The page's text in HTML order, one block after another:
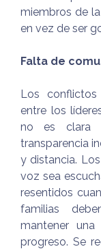
miembros de
en vez de ser
Falta de
Los
entre los
no es clara
transparencia
y distancia.
voz sea
resentidos
familias
mantener
progreso. Se